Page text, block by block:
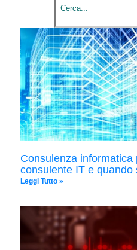
Consulenza
consulente IT e quando
Leggi Tutto »